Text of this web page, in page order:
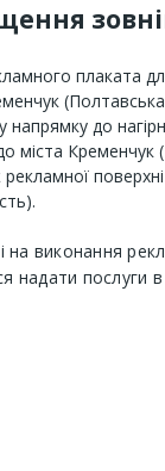
плаката
до
міста Кременчук
поверхні
на виконання
надати послуги